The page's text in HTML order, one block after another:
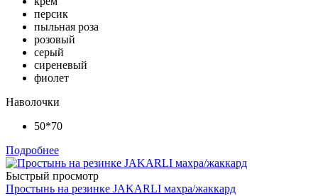
персик
пыльная роза
розовый
серый
сиреневый
фиолет
Наволочки
50*70
Подробнее
Быстрый просмотр
Простынь на резинке JAKARLI махра/жаккард